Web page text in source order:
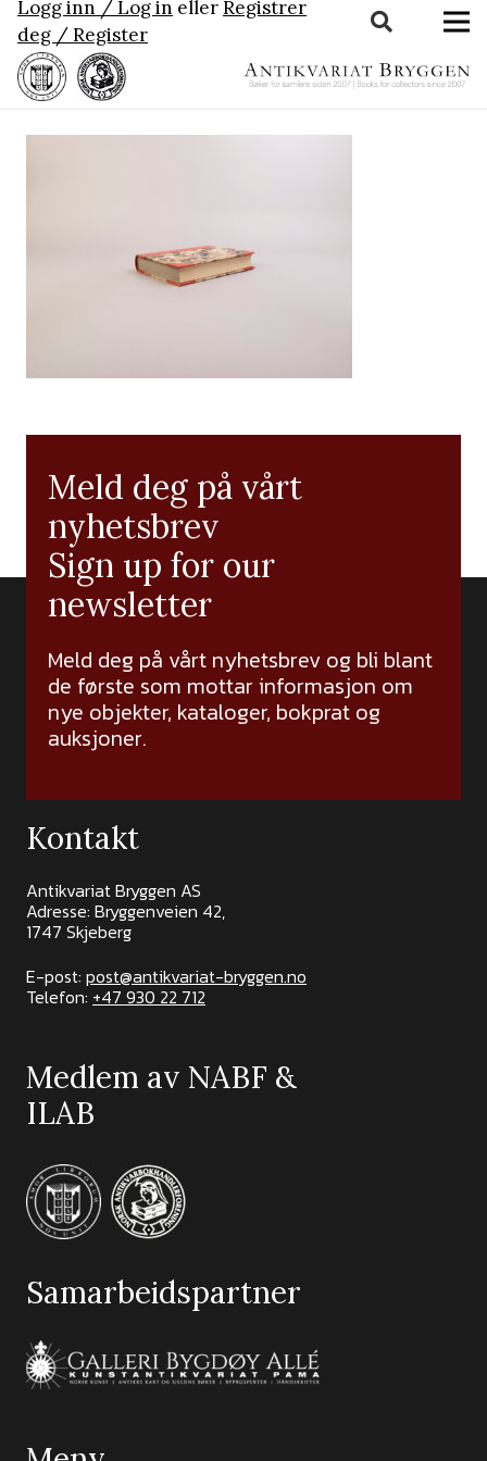
Logg inn / Log in ellerRegistrer
deg / Register
Meld deg på vårt
nyhetsbrev
Sign up for our
newsletter
Meld deg på vårt nyhetsbrev og bli blant
de første som mottar informasjon om
nye objekter, kataloger, bokprat og
auksjoner.
Kontakt
Antikvariat Bryggen AS
Adresse: Bryggenveien 42,
1747 Skjeberg
E-post: post@antikvariat-bryggen.no
Telefon: +47 930 22 712
Medlem av NABF &
ILAB
Samarbeidspartner